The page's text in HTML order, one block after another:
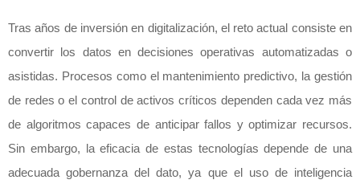
Tras años de inversión en digitalización, el reto actual consiste en
convertir los datos en decisiones operativas automatizadas o
asistidas. Procesos como el mantenimiento predictivo, la gestión
de redes o el control de activos críticos dependen cada vez más
de algoritmos capaces de anticipar fallos y optimizar recursos.
Sin embargo, la eficacia de estas tecnologías depende de una
adecuada gobernanza del dato, ya que el uso de inteligencia